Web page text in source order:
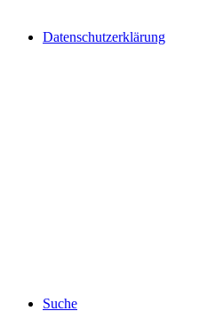
Datenschutzerklärung
Suche